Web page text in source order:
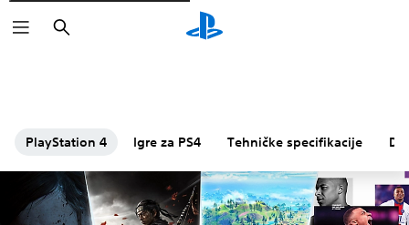
Pretraži
PlayStation 4 Igre za PS4 Tehničke specifikacije